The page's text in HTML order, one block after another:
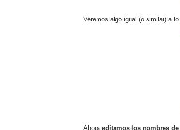
Veremos algo igual (o similar) a
Ahora editamos los nombres